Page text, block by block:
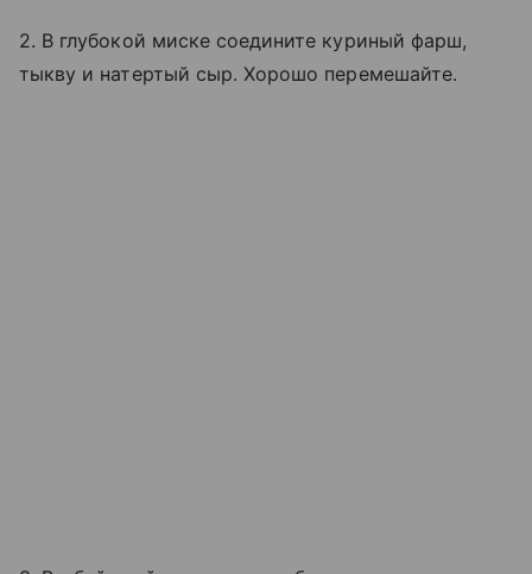
2. В глубокой миске соедините куриный фарш,
тыкву и натертый сыр. Хорошо перемешайте.